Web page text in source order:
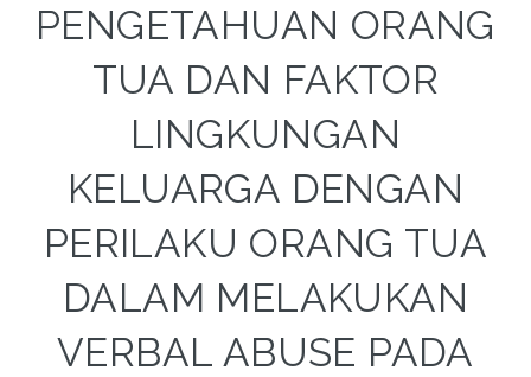
PENGETAHUAN ORANG
TUA DAN FAKTOR
LINGKUNGAN
KELUARGA DENGAN
PERILAKU ORANG TUA
DALAM MELAKUKAN
VERBAL ABUSE PADA